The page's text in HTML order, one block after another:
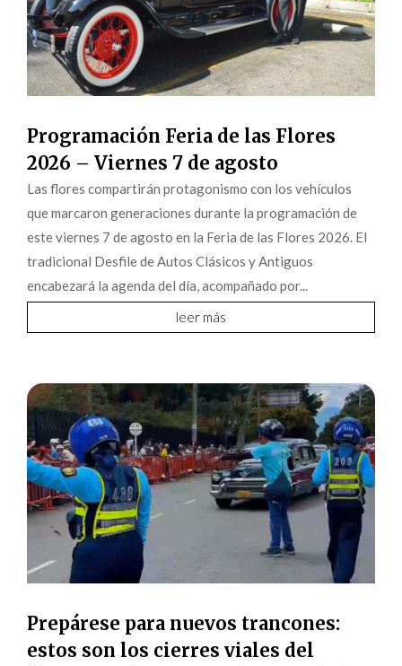
Programación Feria de las Flores
2026 – Viernes 7 de agosto
Las flores compartirán protagonismo con los vehículos
que marcaron generaciones durante la programación de
este viernes 7 de agosto en la Feria de las Flores 2026. El
tradicional Desfile de Autos Clásicos y Antiguos
encabezará la agenda del día, acompañado por...
leer más
Prepárese para nuevos trancones:
estos son los cierres viales del